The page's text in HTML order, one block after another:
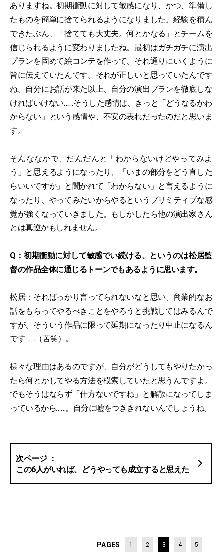
ありますね。初期衝動に対して敏感になり、かつ、準備し
たものを簡単に捨てられるようになりました。経験を積ん
できたぶん、「捨てても大丈夫。何とかなる」とチームを
信じられるように変わりましたね。最初はガチガチに演出
プランを固めて絵コンテを作って、それ通りにいくように
皆に伝えていたんです。それが正しいと思っていたんです
ね。自分にお話が来た以上、自分の演出プランを徹底しな
ければいけない……そうした感情は、きっと「どうなるかわ
からない」という感情や、不安の表れだったのだと思いま
す。
そんななかで、だんだんと「わからないけどやってみよ
う」と思えるようになったり、「いまの部分をどう直した
らいいですか」と聞かれて「わからない」と言えるように
なったり、やってみたいからやるというプリミティブな感
覚が強くなっていきました。もしかしたら他の演出家さん
とは真逆かもしれません。
Q：初期衝動に対して敏感でい続ける、というのは松居監
督の作品全体に通じるトーンでもあるように思います。
松居：そればっかり言ってられないなと思い、商業的なお
話をもらってやるべきことをやろうと挑戦してはみるんで
すが、そういう作品に限って延期になったり中止になるん
です……（苦笑）。
様々な理由はあるのですが、自分がどうしてもやりたかっ
たら何とかしてやる方法を模索していたと思うんですよ。
でもそうはならず「仕方ないですね」と解散になってしま
っているから……。自分に嘘をつききれないんでしょうね。
この6人がいれば、どうやっても成立すると思えた
PAGES 1 2 3 4 5